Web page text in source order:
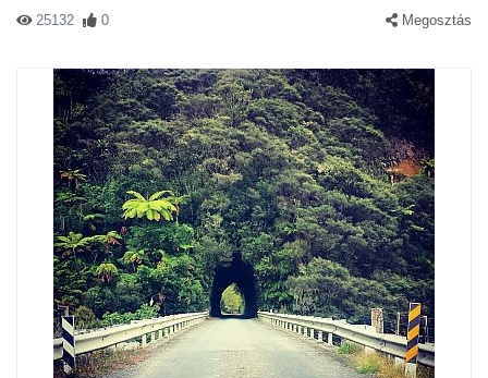
25132 0 Megosztás